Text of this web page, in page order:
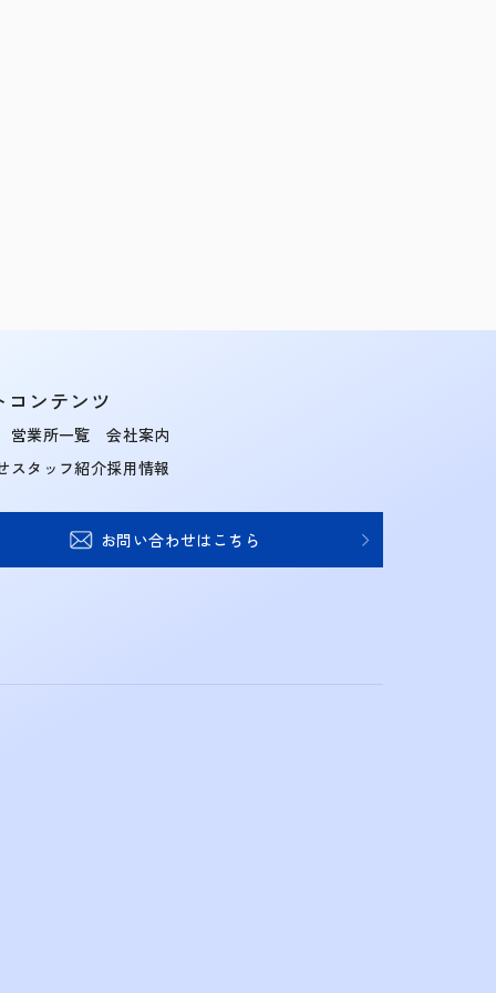
コンテンツ
営業所一覧
スタッフ紹介
会社案内
採用情報
お問い合わせはこちら